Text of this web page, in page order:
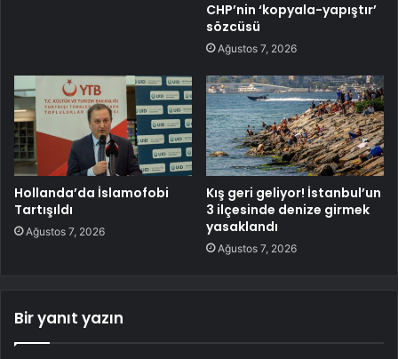
CHP’nin ‘kopyala-yapıştır’
sözcüsü
Ağustos 7, 2026
Hollanda’da İslamofobi
Tartışıldı
Ağustos 7, 2026
Kış geri geliyor! İstanbul’un
3 ilçesinde denize girmek
yasaklandı
Ağustos 7, 2026
Bir yanıt yazın